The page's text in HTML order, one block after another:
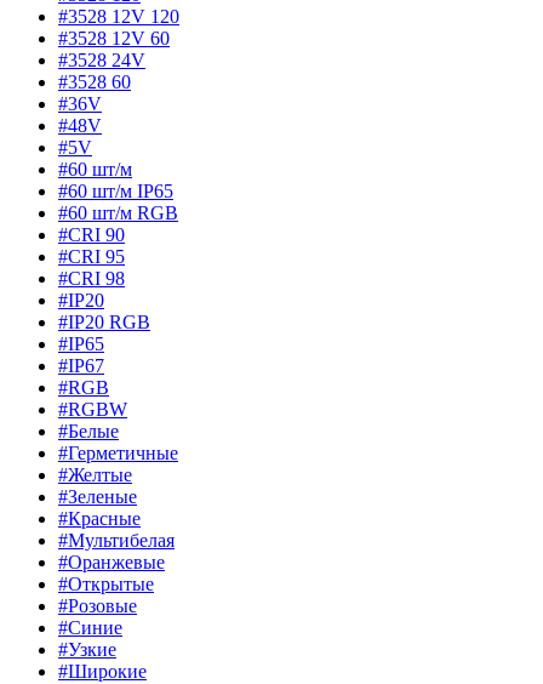
#3528 12V 120
#3528 12V 60
#3528 24V
#3528 60
#36V
#48V
#5V
#60 шт/м
#60 шт/м IP65
#60 шт/м RGB
#CRI 90
#CRI 95
#CRI 98
#IP20
#IP20 RGB
#IP65
#IP67
#RGB
#RGBW
#Белые
#Герметичные
#Желтые
#Зеленые
#Красные
#Мультибелая
#Оранжевые
#Открытые
#Розовые
#Синие
#Узкие
#Широкие